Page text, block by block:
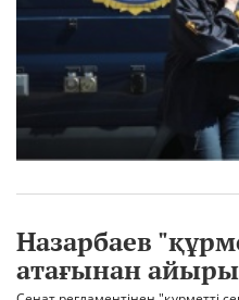
Назарбаев
атағынан